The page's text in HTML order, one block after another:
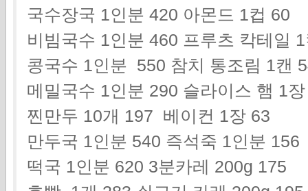
국수장국 1인분 420 아몬드 1컵 60
비빔국수 1인분 460 프루츠 칵테일
콩국수 1인분 550 참치 통조림 1캔
메밀국수 1인분 290 슬라이스 햄 1
찐만두 10개 197 베이컨 1장 63
만두국 1인분 540 즉석죽 1인분 156
떡국 1인분 620 3분카레 200g 175